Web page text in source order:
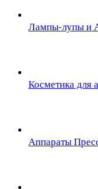
Лампы-лупы и
Косметика для
Аппараты